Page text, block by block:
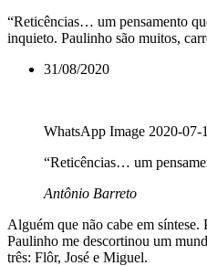
“Reticências… um pensamento
inquieto. Paulinho são muitos,
31/08/2020
WhatsApp Image 2020-07-
“Reticências… um
Antônio Barreto
Alguém que não cabe em
Paulinho me descortinou um
três: Flôr, José e Miguel.